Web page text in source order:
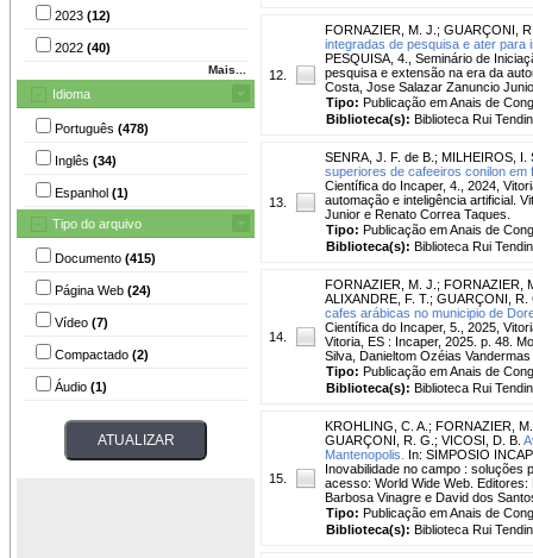
2023 (12)
2022 (40)
Mais...
Idioma
Português (478)
Inglês (34)
Espanhol (1)
Tipo do arquivo
Documento (415)
Página Web (24)
Vídeo (7)
Compactado (2)
Áudio (1)
12.
FORNAZIER, M. J. ; GUARÇONI,
integradas de pesquisa e ater para
PESQUISA, 4., Seminário de
pesquisa e extensão na era da
Costa, Jose Salazar Zanuncio
Tipo: Publicação em Anais de
Biblioteca(s): Biblioteca Rui
13.
SENRA, J. F. de B. ; MILHEIROS, I.
superiores de cafeeiros conilon em
Científica do Incaper, 4., 2024,
automação e inteligência artificial.
Junior e Renato Correa Taques.
Tipo: Publicação em Anais de
Biblioteca(s): Biblioteca Rui
14.
FORNAZIER, M. J. ; FORNAZIER,
ALIXANDRE, F. T. ; GUARÇONI, R.
cafes arábicas no municipio de
Científica do Incaper, 5., 2025,
Vitoria, ES : Incaper, 2025. p. 48.
Silva, Danieltom Ozéias
Tipo: Publicação em Anais de
Biblioteca(s): Biblioteca Rui
15.
KROHLING, C. A. ; FORNAZIER,
GUARÇONI, R. G. ; VICOSI, D. B.
Mantenopolis.
In: SIMPOSIO
Inovabilidade no campo : soluções
acesso: World Wide Web.
Barbosa Vinagre e David dos
Tipo: Publicação em Anais de
Biblioteca(s): Biblioteca Rui